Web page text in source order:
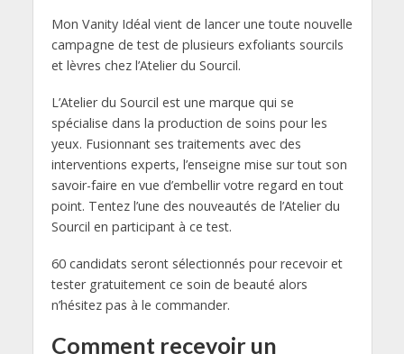
Mon Vanity Idéal vient de lancer une toute nouvelle
campagne de test de plusieurs exfoliants sourcils
et lèvres chez l’Atelier du Sourcil.
L’Atelier du Sourcil est une marque qui se
spécialise dans la production de soins pour les
yeux. Fusionnant ses traitements avec des
interventions experts, l’enseigne mise sur tout son
savoir-faire en vue d’embellir votre regard en tout
point. Tentez l’une des nouveautés de l’Atelier du
Sourcil en participant à ce test.
60 candidats seront sélectionnés pour recevoir et
tester gratuitement ce soin de beauté alors
n’hésitez pas à le commander.
Comment recevoir un